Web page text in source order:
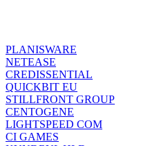
PLANISWARE
NETEASE
CREDISSENTIAL
QUICKBIT EU
STILLFRONT GROUP
CENTOGENE
LIGHTSPEED COM
CI GAMES